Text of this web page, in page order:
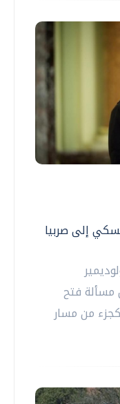
إلى صربيا
مسألة فتح
من مسار